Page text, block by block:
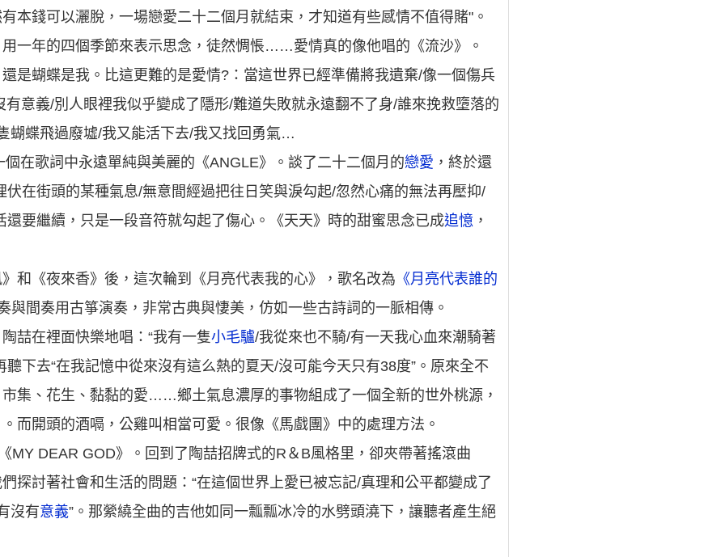
本錢可以灑脫，一場戀愛二十二個月就結束，才知道有些感情不值得賭"。
一年的四個季節來表示思念，徒然惆悵……愛情真的像他唱的《流沙》。
是蝴蝶是我。比這更難的是愛情?：當這世界已經準備將我遺棄/像一個傷兵
意義/別人眼裡我似乎變成了隱形/難道失敗就永遠翻不了身/誰來挽救墮落的
蝴蝶飛過廢墟/我又能活下去/我又找回勇氣…
在歌詞中永遠單純與美麗的《ANGLE》。談了二十二個月的戀愛 ，終於還
伏在街頭的某種氣息/無意間經過把往日笑與淚勾起/忽然心痛的無法再壓抑/
還要繼續，只是一段音符就勾起了傷心。《天天》時的甜蜜思念已成追憶 ，
和《夜來香》後，這次輪到《月亮代表我的心》，歌名改為 《月亮代表誰的
與間奏用古箏演奏，非常古典與悽美，仿如一些古詩詞的一脈相傳。
喆在裡面快樂地唱：“我有一隻小毛驢/我從來也不騎/有一天我心血來潮騎著
下去“在我記憶中從來沒有這么熱的夏天/沒可能今天只有38度”。原來全不
集、花生、黏黏的愛……鄉土氣息濃厚的事物組成了一個全新的世外桃源，
而開頭的酒嗝，公雞叫相當可愛。很像《馬戲團》中的處理方法。
MY DEAR GOD》。回到了陶喆招牌式的R＆B風格里，卻夾帶著搖滾曲
探討著社會和生活的問題：“在這個世界上愛已被忘記/真理和公平都變成了
沒有意義”。那縈繞全曲的吉他如同一瓢瓢冰冷的水劈頭澆下，讓聽者產生絕